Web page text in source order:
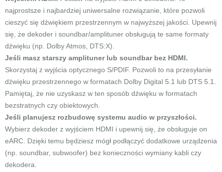
najprostsze i najbardziej uniwersalne rozwiązanie, które pozwoli
cieszyć się dźwiękiem przestrzennym w najwyższej jakości. Upewnij
się, że dekoder i soundbar/amplituner obsługują te same formaty
dźwięku (np. Dolby Atmos, DTS:X).
Jeśli masz starszy amplituner lub soundbar bez HDMI.
Skorzystaj z wyjścia optycznego S/PDIF. Pozwoli to na przesyłanie
dźwięku przestrzennego w formatach Dolby Digital 5.1 lub DTS 5.1.
Pamiętaj, że nie uzyskasz w ten sposób dźwięku w formatach
bezstratnych czy obiektowych.
Jeśli planujesz rozbudowę systemu audio w przyszłości.
Wybierz dekoder z wyjściem HDMI i upewnij się, że obsługuje on
eARC. Dzięki temu będziesz mógł podłączyć dodatkowe urządzenia
(np. soundbar, subwoofer) bez konieczności wymiany kabli czy
dekodera.